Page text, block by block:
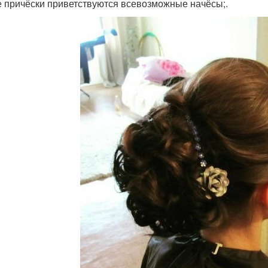
причёски приветствуются всевозможные начёсы;.